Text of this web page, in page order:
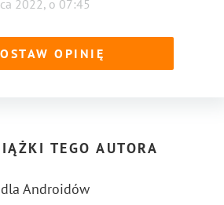
pierwiastków Ziemi w procesie
2022, o 07:45
OPINIĘ
TEGO AUTORA
Androidów